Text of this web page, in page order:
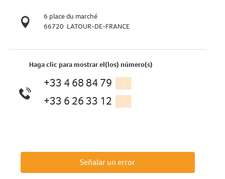
6 place du marché
66720 LATOUR-DE-FRANCE
Haga clic para mostrar el(los) número(s)
+33 4 68 84 79 ▒▒
+33 6 26 33 12 ▒▒
Señalar un error